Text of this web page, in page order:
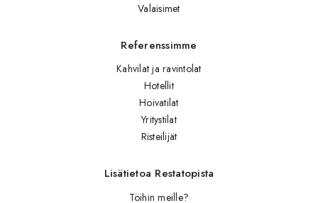
Valaisimet
Referenssimme
Kahvilat ja ravintolat
Hotellit
Hoivatilat
Yritystilat
Risteilijät
Lisätietoa Restatopista
Töihin meille?